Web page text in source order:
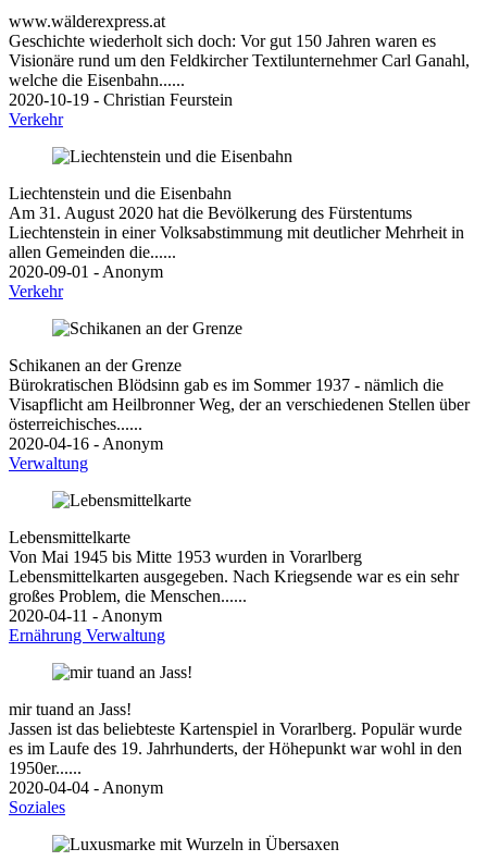
www.wälderexpress.at
Geschichte wiederholt sich doch: Vor gut 150 Jahren waren es
Visionäre rund um den Feldkircher Textilunternehmer Carl Ganahl,
welche die Eisenbahn......
2020-10-19 - Christian Feurstein
Verkehr
Liechtenstein und die Eisenbahn
Am 31. August 2020 hat die Bevölkerung des Fürstentums
Liechtenstein in einer Volksabstimmung mit deutlicher Mehrheit in
allen Gemeinden die......
2020-09-01 - Anonym
Verkehr
Schikanen an der Grenze
Bürokratischen Blödsinn gab es im Sommer 1937 - nämlich die
Visapflicht am Heilbronner Weg, der an verschiedenen Stellen über
österreichisches......
2020-04-16 - Anonym
Verwaltung
Lebensmittelkarte
Von Mai 1945 bis Mitte 1953 wurden in Vorarlberg
Lebensmittelkarten ausgegeben. Nach Kriegsende war es ein sehr
großes Problem, die Menschen......
2020-04-11 - Anonym
Ernährung Verwaltung
mir tuand an Jass!
Jassen ist das beliebteste Kartenspiel in Vorarlberg. Populär wurde
es im Laufe des 19. Jahrhunderts, der Höhepunkt war wohl in den
1950er......
2020-04-04 - Anonym
Soziales